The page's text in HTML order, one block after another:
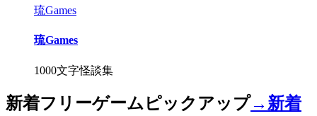
琉Games
琉Games
1000文字怪談集
新着フリーゲームピックアップ→新着